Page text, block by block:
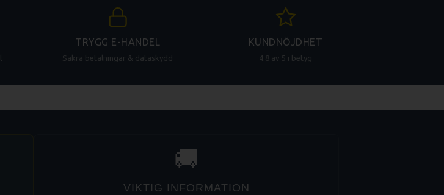
TRYGG E-HANDEL
Säkra betalningar & dataskydd
KUNDNÖJDHET
4.8 av 5 i betyg
🚚
VIKTIG INFORMATION